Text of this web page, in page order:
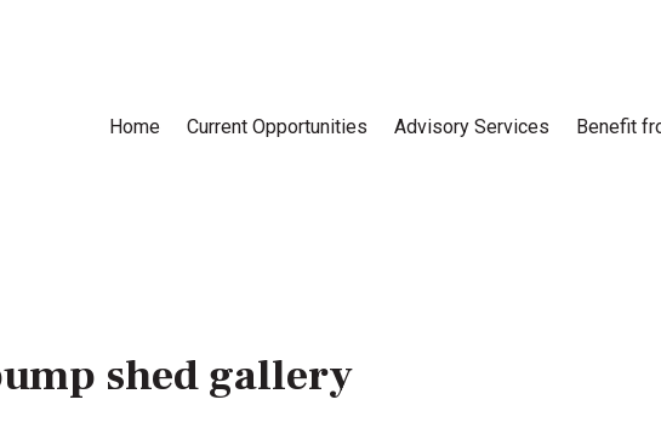
Home Current Opportunities Advisory Services Benefit
shed gallery